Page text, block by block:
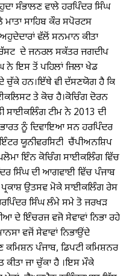
ਸੰਭਾਲਣ ਵਾਲੇ ਹਰਪਿੰਦਰ ਸਿੰਘ
ਸਾਹਿਬ ਕੌਰ ਸਪੋਰਟਸ
ਵੱਲੋਂ ਸਨਮਾਨ ਕੀਤਾ
ਦੇ ਜਨਰਲ ਸਕੱਤਰ ਜਗਦੀਪ
ਨੇ ਇਸ ਤੋਂ ਪਹਿਲਾਂ ਜਿਲਾ ਖੇਡ
ਚੁੱਕੇ ਹਨ।ਇੱਥੇ ਵੀ ਦੱਸਣਯੋਗ ਹੈ ਕਿ
ਤੇ ਕੋਚ ਹੈ।ਕੋਚਿੰਗ ਦੋਰਨ
ਸਾਈਕਲਿੰਗ ਟੀਮ ਨੇ 2013 ਦੀ
ਨੂੰ ਦਿਵਾਇਆ ਸਨ ਹਰਪਿੰਦਰ
ਯੂਨੀਵਰਸਿਟੀ ਚੈਂਪੀਅਨਸ਼ਿਪ
ਇੰਨ ਕੋਚਿੰਗ ਸਾਈਕਲਿੰਗ ਵਿੱਚ
ਸਿੰਘ ਦੀ ਆਗਵਾਈ ਵਿੱਚ ਪੰਜਾਬ
ਉਤਸਵ ਮੋਕੇ ਸਾਈਕਲਿੰਗ ਰੇਸ
ਸਿੰਘ ਲੰਮੇ ਸਮੇ ਤੋ ਜਰਖੜ
ਦੇ ਇੰਚਰਜ ਵਜੋ ਸੇਵਾਵਾਂ ਨਿਭਾ ਰਹੇ
ਵਜੋਂ ਸੇਵਾਵਾਂ ਨਿਭਾਉਂਦੇ
ਪੰਜਾਬ, ਡਿਪਟੀ ਕਮਿਸ਼ਨਰ
ਕੀਤਾ ਜਾ ਚੁੱਕਾ ਹੈ ।ਇਸ ਮੌਕੇ